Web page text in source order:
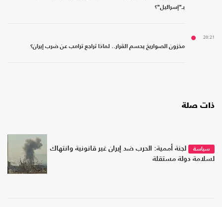
بـ"إسرائيل"؟
20:21
مخزون الصواريخ يحسم القرار.. لماذا تراجع ترامب عن ضرب إيران؟
ذات صلة
سياسة
لجنة أممية: الحرب ضد إيران غير قانونية وانتهاك
لسلامة دولة مستقلة